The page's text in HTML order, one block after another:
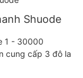
Shuode